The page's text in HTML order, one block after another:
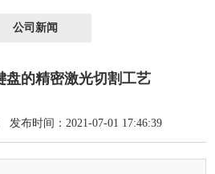
公司新闻
盘的精密激光切割工艺
发布时间：2021-07-01 17:46:39